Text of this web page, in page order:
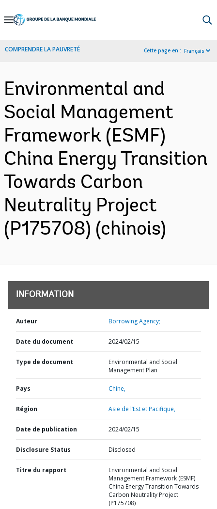
Skip
Navigation
COMPRENDRE LA PAUVRETÉ Cette page en : Français
Environmental and
Social Management
Framework (ESMF)
China Energy Transition
Towards Carbon
Neutrality Project
(P175708) (chinois)
INFORMATION
Auteur Borrowing Agency;
Date du document 2024/02/15
Type de document
Environmental and Social
Management Plan
Pays Chine,
Région Asie de l’Est et Pacifique,
Date de publication 2024/02/15
Disclosure Status Disclosed
Titre du rapport
Environmental and Social
Management Framework (ESMF)
China Energy Transition Towards
Carbon Neutrality Project
(P175708)